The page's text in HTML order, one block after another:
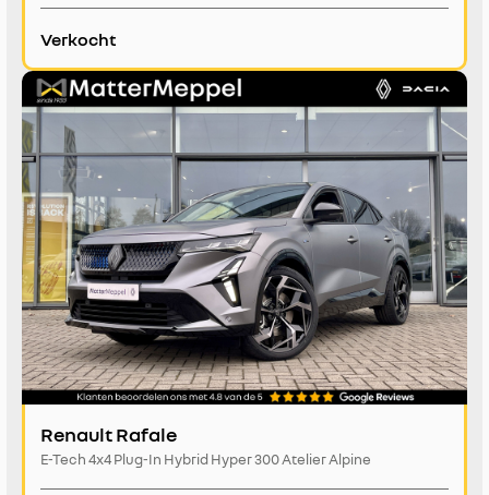
Verkocht
Renault Rafale
E-Tech 4x4 Plug-In Hybrid Hyper 300 Atelier Alpine